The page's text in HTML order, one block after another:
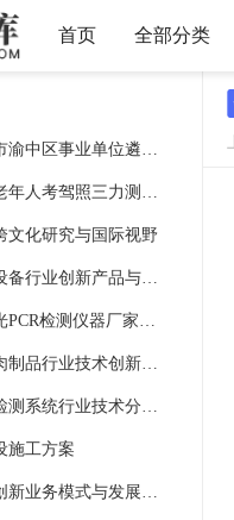
首页 全部分类
2025年重庆市渝中区事业单位遴选考试试卷真题
70周岁以上老年人考驾照三力测试题库
文化研究与国际视野
2026年办公设备行业创新产品与市场布局分析报告
恒美智造荧光PCR检测仪器厂家排名与选购指南：核酸检测仪品牌
2026年鲟鱼肉制品行业技术创新动态报告
2026年面板检测系统行业技术分析报告
施工方案
金融银行业创新业务模式与发展趋势深度研究报告